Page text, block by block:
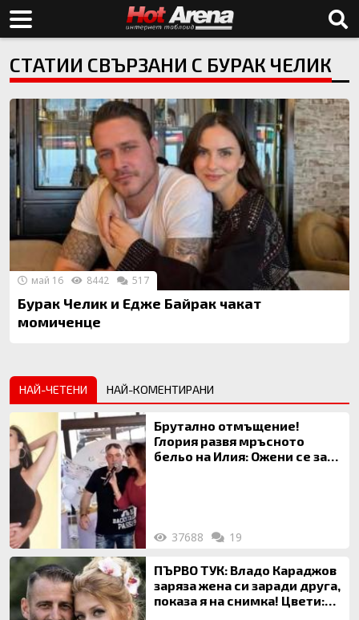
СТАТИИ СВЪРЗАНИ С БУРАК ЧЕЛИК
Бурак Челик и Едже Байрак чакат
момиченце
май 16 8442 517
НАЙ-ЧЕТЕНИ НАЙ-КОМЕНТИРАНИ
Брутално отмъщение!
Глория развя мръсното
бельо на Илия: Ожени се за
37688 19
ПЪРВО ТУК: Владо Караджов
заряза жена си заради друга,
показа я на снимка! Цвети: